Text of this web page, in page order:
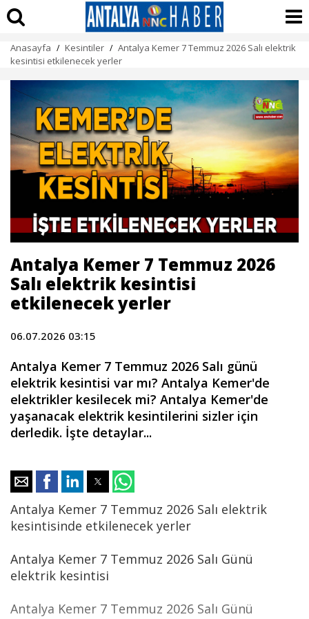
Anasayfa / Kesintiler / Antalya Kemer 7 Temmuz 2026 Salı elektrik
kesintisi etkilenecek yerler
Antalya Kemer 7 Temmuz 2026
Salı elektrik kesintisi
etkilenecek yerler
06.07.2026 03:15
Antalya Kemer 7 Temmuz 2026 Salı günü
elektrik kesintisi var mı? Antalya Kemer'de
elektrikler kesilecek mi? Antalya Kemer'de
yaşanacak elektrik kesintilerini sizler için
derledik. İşte detaylar...
Antalya Kemer 7 Temmuz 2026 Salı elektrik
kesintisinde etkilenecek yerler
Antalya Kemer 7 Temmuz 2026 Salı Günü
elektrik kesintisi
Antalya Kemer 7 Temmuz 2026 Salı Günü